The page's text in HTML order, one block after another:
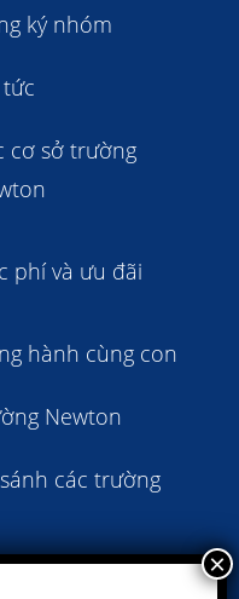
ký nhóm
cơ sở trường
phí và ưu đãi
hành cùng con
Newton
các trường